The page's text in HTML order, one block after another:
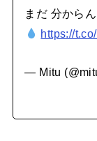
まだ 分から
https://
— Mitu